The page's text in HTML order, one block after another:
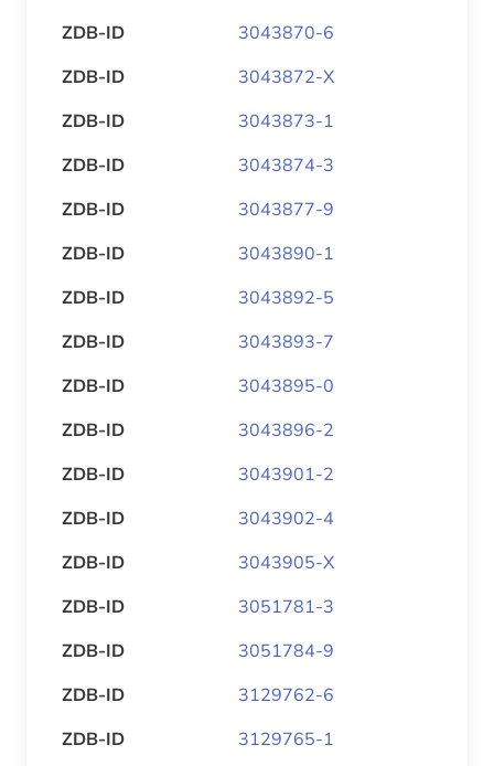
ZDB-ID
3043870-6
ZDB-ID
3043872-X
ZDB-ID
3043873-1
ZDB-ID
3043874-3
ZDB-ID
3043877-9
ZDB-ID
3043890-1
ZDB-ID
3043892-5
ZDB-ID
3043893-7
ZDB-ID
3043895-0
ZDB-ID
3043896-2
ZDB-ID
3043901-2
ZDB-ID
3043902-4
ZDB-ID
3043905-X
ZDB-ID
3051781-3
ZDB-ID
3051784-9
ZDB-ID
3129762-6
ZDB-ID
3129765-1